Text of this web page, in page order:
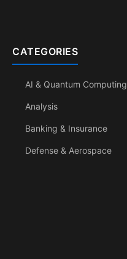
CATEGORIES
AI & Quantum Computing
Analysis
Banking & Insurance
Defense & Aerospace